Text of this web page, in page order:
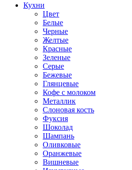
Кухни
Цвет
Белые
Черные
Желтые
Красные
Зеленые
Серые
Бежевые
Глянцевые
Кофе с молоком
Металлик
Слоновая кость
Фуксия
Шоколад
Шампань
Оливковые
Оранжевые
Вишневые